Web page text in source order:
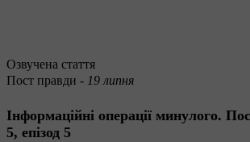
Озвучена стаття
Пост правди - 19 липня
Інформаційні операції минулого.
5, епізод 5